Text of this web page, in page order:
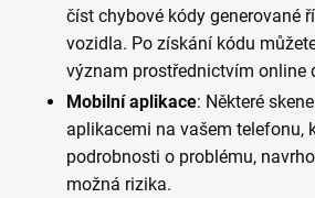
číst chybové kódy generované
vozidla. Po získání kódu
význam prostřednictvím online
Mobilní aplikace: Některé
aplikacemi na vašem telefonu,
podrobnosti o problému,
možná rizika.